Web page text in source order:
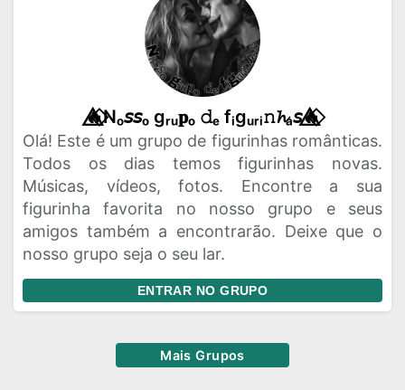
🔥⃟⃤Nₒ𝘴𝘴ₒ gᵣᵤ𝐩ₒ 𝚍ₑ fᵢgᵤᵣᵢ𝚗𝓱ₐ𝘴🔥⃟⃤
Olá! Este é um grupo de figurinhas românticas.
Todos os dias temos figurinhas novas.
Músicas, vídeos, fotos. Encontre a sua
figurinha favorita no nosso grupo e seus
amigos também a encontrarão. Deixe que o
nosso grupo seja o seu lar.
ENTRAR NO GRUPO
Mais Grupos